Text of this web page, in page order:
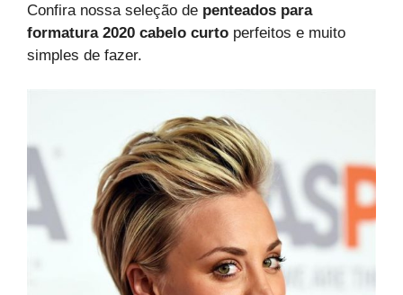
Confira nossa seleção de penteados para
formatura 2020 cabelo curto perfeitos e muito
simples de fazer.